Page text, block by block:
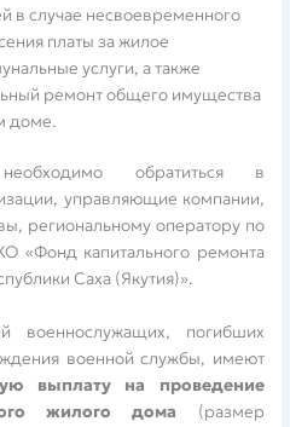
в случае несвоевременного
платы за жилое
услуги, а также
ремонт общего имущества
доме.
обратиться в
управляющие компании,
региональному оператору по
«Фонд капитального ремонта
Саха (Якутия)».
военнослужащих, погибших
военной службы, имеют
выплату на проведение
жилого дома (размер